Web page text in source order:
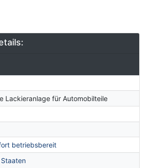
Lackieranlage für Automobilteile
betriebsbereit